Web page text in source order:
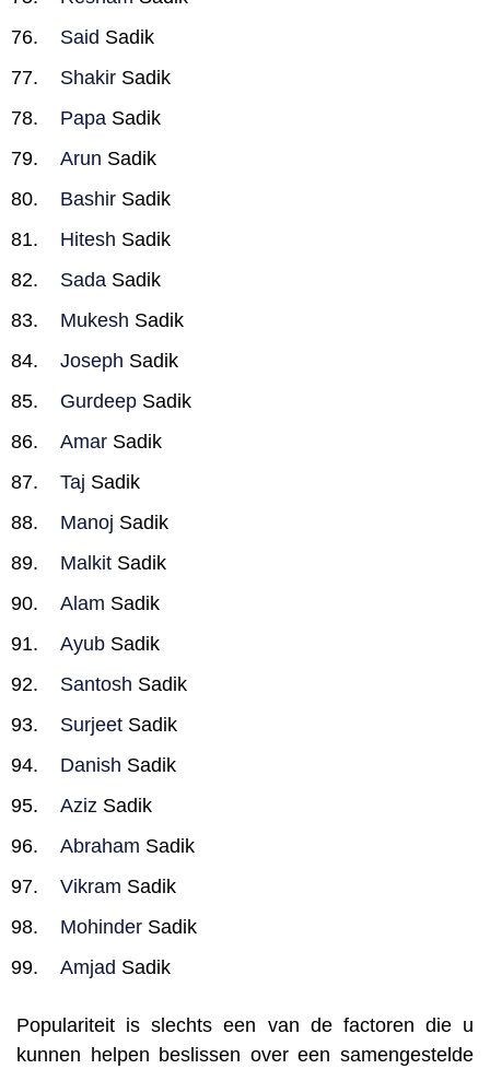
Said Sadik
Shakir Sadik
Papa Sadik
Arun Sadik
Bashir Sadik
Hitesh Sadik
Sada Sadik
Mukesh Sadik
Joseph Sadik
Gurdeep Sadik
Amar Sadik
Taj Sadik
Manoj Sadik
Malkit Sadik
Alam Sadik
Ayub Sadik
Santosh Sadik
Surjeet Sadik
Danish Sadik
Aziz Sadik
Abraham Sadik
Vikram Sadik
Mohinder Sadik
Amjad Sadik
Populariteit is slechts een van de factoren die u
kunnen helpen beslissen over een samengestelde